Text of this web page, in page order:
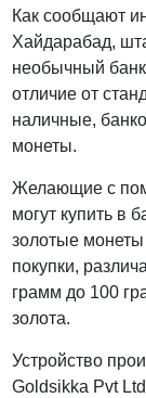
Как сообщают
Хайдарабад,
необычный
отличие от
наличные,
монеты.
Желающие с
могут купить в
золотые
покупки,
грамм до 100
золота.
Устройство
Goldsikka Pvt